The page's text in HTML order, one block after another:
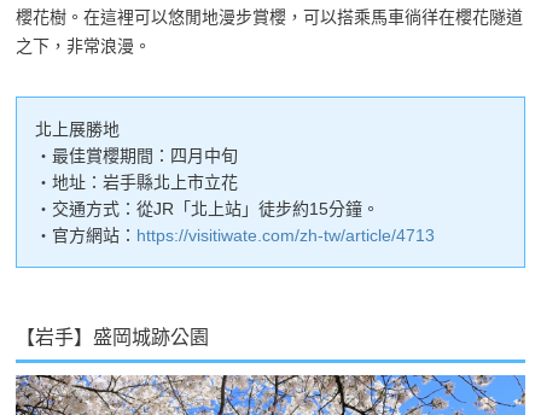
櫻花樹。在這裡可以悠閒地漫步賞櫻，可以搭乘馬車徜徉在櫻花隧道
之下，非常浪漫。
北上展勝地
・最佳賞櫻期間：四月中旬
・地址：岩手縣北上市立花
・交通方式：從JR「北上站」徒步約15分鐘。
・官方網站： https://visitiwate.com/zh-tw/article/4713
【岩手】盛岡城跡公園